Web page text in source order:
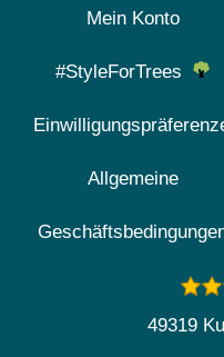
Mein Konto
#StyleForTrees
Allgemeine
49319